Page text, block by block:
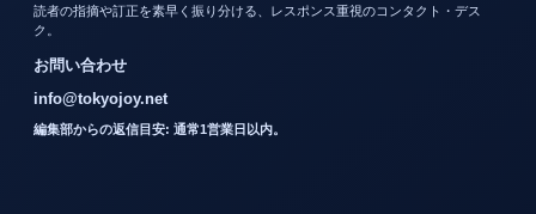
読者の指摘や訂正を素早く振り分ける、レスポンス重視のコンタクト・デス
ク。
お問い合わせ
info@tokyojoy.net
編集部からの返信目安: 通常1営業日以内。